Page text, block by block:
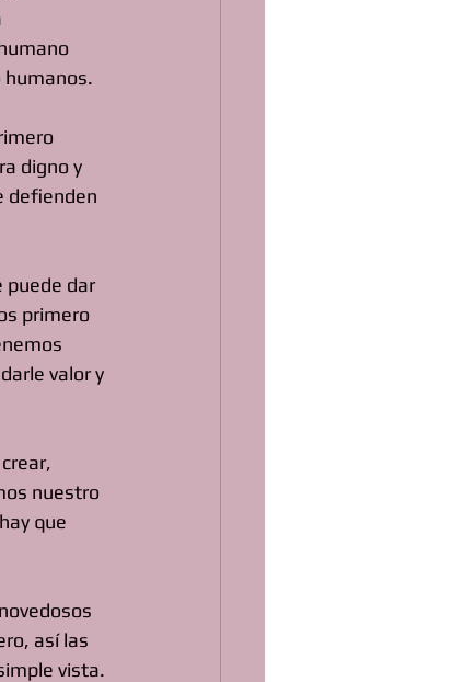
humanos.
digno y
defienden
puede dar
primero
valor y
nuestro
que
así las
vista.